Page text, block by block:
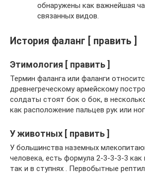
обнаружены как важнейшая
связанных видов.
История фаланг [ править ]
Этимология [ править ]
Термин фаланга или фаланги
древнегреческому армейскому
солдаты стоят бок о бок, в
как расположение пальцев рук или
У животных [ править ]
У большинства наземных
человека, есть формула 2-3-3-3-3 как
так и в ступнях . Первобытные